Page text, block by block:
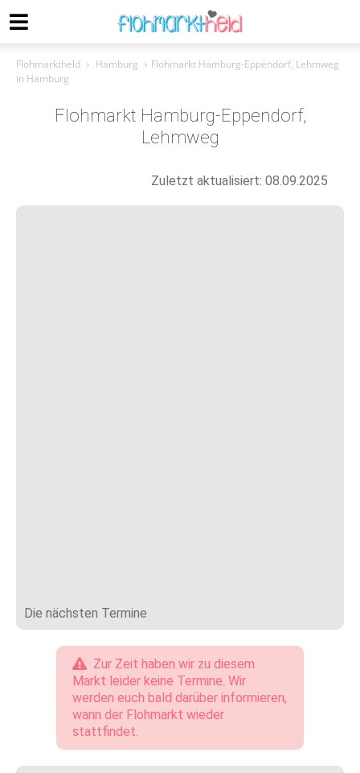
Flohmarktheld Hamburg
Flohmarkt Hamburg-Eppendorf, Lehmweg
in Hamburg
Flohmarkt Hamburg-Eppendorf,
Lehmweg
Zuletzt aktualisiert: 08.09.2025
Die nächsten Termine
Zur Zeit haben wir zu diesem
Markt leider keine Termine. Wir
werden euch bald darüber informieren,
wann der Flohmarkt wieder
stattfindet.